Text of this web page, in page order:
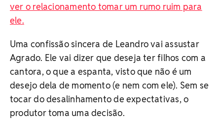
ver o relacionamento tomar um rumo ruim para
ele.
Uma confissão sincera de Leandro vai assustar
Agrado. Ele vai dizer que deseja ter filhos com a
cantora, o que a espanta, visto que não é um
desejo dela de momento (e nem com ele). Sem se
tocar do desalinhamento de expectativas, o
produtor toma uma decisão.